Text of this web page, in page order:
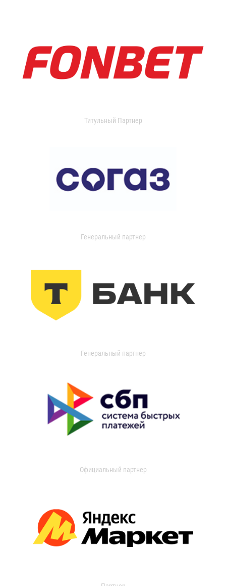
Титульный Партнер
Генеральный партнер
Генеральный партнер
Официальный партнер